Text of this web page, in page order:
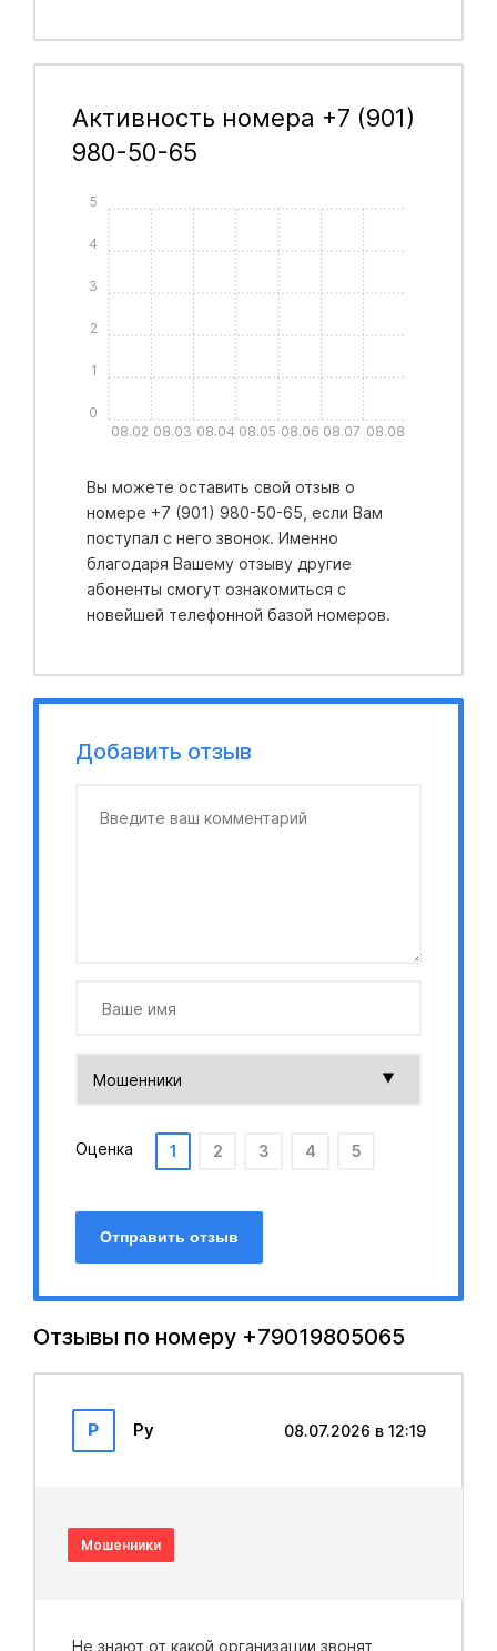
Активность номера +7 (901)
980-50-65
08.02 08.03 08.04 08.05 08.06 08.07 08.08
0
1
2
3
4
5
Вы можете оставить свой отзыв о
номере +7 (901) 980-50-65, если Вам
поступал с него звонок. Именно
благодаря Вашему отзыву другие
абоненты смогут ознакомиться с
новейшей телефонной базой номеров.
Добавить отзыв
Оценка 1 2 3 4 5
Отправить отзыв
Отзывы по номеру +79019805065
Р Ру 08.07.2026 в 12:19
Мошенники
Не знают от какой организации звонят